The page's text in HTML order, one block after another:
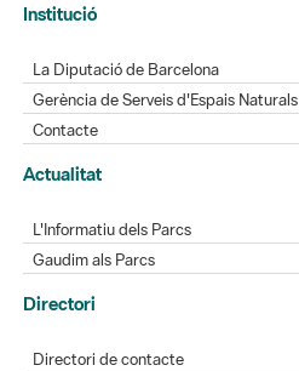
Institució
La Diputació de Barcelona
Gerència de Serveis d'Espais Naturals
Contacte
Actualitat
L'Informatiu dels Parcs
Gaudim als Parcs
Directori
Directori de contacte